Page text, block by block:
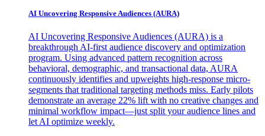
AI Uncovering Responsive Audiences (AURA)
AI Uncovering Responsive Audiences (AURA) is a
breakthrough AI-first audience discovery and optimization
program. Using advanced pattern recognition across
behavioral, demographic, and transactional data, AURA
continuously identifies and upweights high-response micro-
segments that traditional targeting methods miss. Early pilots
demonstrate an average 22% lift with no creative changes and
minimal workflow impact—just split your audience lines and
let AI optimize weekly.